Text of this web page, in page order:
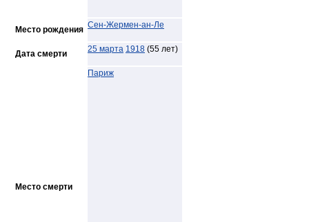
Место рождения Сен-Жермен-ан-Ле
Дата смерти 25 марта 1918 (55 лет)
Место смерти
Париж